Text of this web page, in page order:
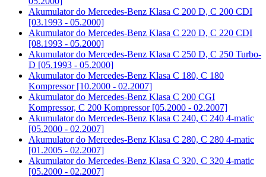
Akumulator do Mercedes-Benz Klasa C 200 D, C 200 CDI
[03.1993 - 05.2000]
Akumulator do Mercedes-Benz Klasa C 220 D, C 220 CDI
[08.1993 - 05.2000]
Akumulator do Mercedes-Benz Klasa C 250 D, C 250 Turbo-
D [05.1993 - 05.2000]
Akumulator do Mercedes-Benz Klasa C 180, C 180
Kompressor [10.2000 - 02.2007]
Akumulator do Mercedes-Benz Klasa C 200 CGI
Kompressor, C 200 Kompressor [05.2000 - 02.2007]
Akumulator do Mercedes-Benz Klasa C 240, C 240 4-matic
[05.2000 - 02.2007]
Akumulator do Mercedes-Benz Klasa C 280, C 280 4-matic
[01.2005 - 02.2007]
Akumulator do Mercedes-Benz Klasa C 320, C 320 4-matic
[05.2000 - 02.2007]